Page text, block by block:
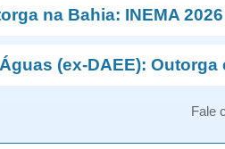
na Bahia: INEMA 2026
(ex-DAEE): Outorga
Fale